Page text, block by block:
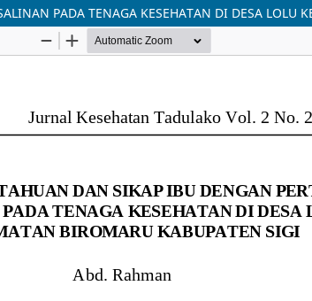
PADA TENAGA KESEHATAN DI DESA LOLU